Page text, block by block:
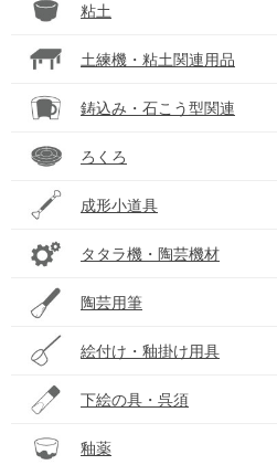
粘土
土練機・粘土関連用品
鋳込み・石こう型関連
ろくろ
成形小道具
タタラ機・陶芸機材
陶芸用筆
絵付け・釉掛け用具
下絵の具・呉須
釉薬